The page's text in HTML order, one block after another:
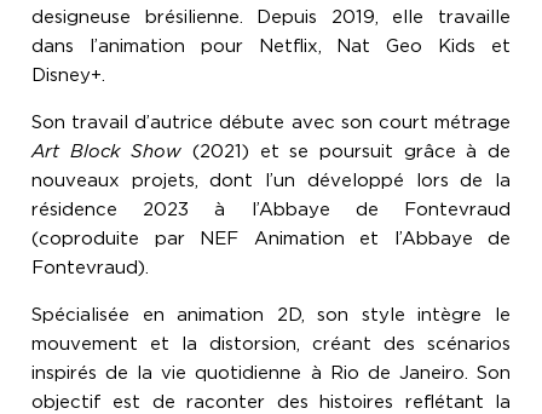
designeuse brésilienne. Depuis 2019, elle travaille
dans l’animation pour Netflix, Nat Geo Kids et
Disney+.
Son travail d’autrice débute avec son court métrage
Art Block Show (2021) et se poursuit grâce à de
nouveaux projets, dont l’un développé lors de la
résidence 2023 à l’Abbaye de Fontevraud
(coproduite par NEF Animation et l’Abbaye de
Fontevraud).
Spécialisée en animation 2D, son style intègre le
mouvement et la distorsion, créant des scénarios
inspirés de la vie quotidienne à Rio de Janeiro. Son
objectif est de raconter des histoires reflétant la